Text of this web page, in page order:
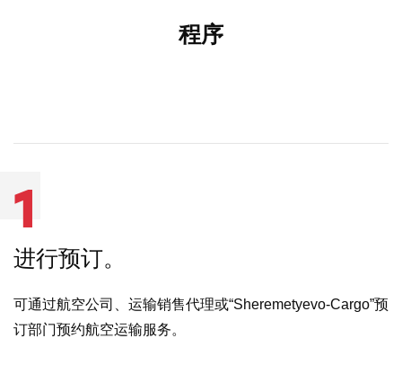
程序
1
进行预订。
可通过航空公司、运输销售代理或“Sheremetyevo-Cargo”预
订部门预约航空运输服务。